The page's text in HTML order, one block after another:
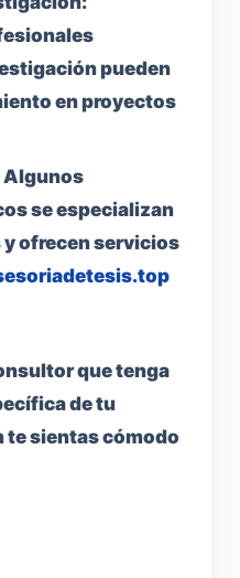
pueden
en proyectos
Algunos
se especializan
y ofrecen servicios
que tenga
de tu
te sientas cómodo